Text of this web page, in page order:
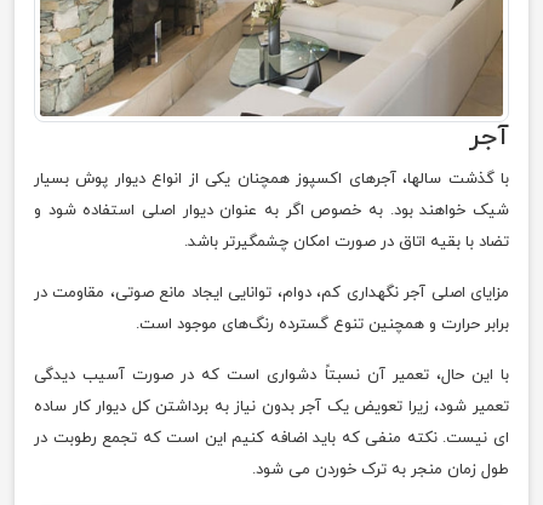
آجر
با گذشت سالها، آجرهای اکسپوز همچنان یکی از انواع دیوار پوش بسیار
شیک خواهند بود. به خصوص اگر به عنوان دیوار اصلی استفاده شود و
تضاد با بقیه اتاق در صورت امکان چشمگیرتر باشد.
مزایای اصلی آجر نگهداری کم، دوام، توانایی ایجاد مانع صوتی، مقاومت در
برابر حرارت و همچنین تنوع گسترده رنگ‌های موجود است.
با این حال، تعمیر آن نسبتاً دشواری است که در صورت آسیب دیدگی
تعمیر شود، زیرا تعویض یک آجر بدون نیاز به برداشتن کل دیوار کار ساده
ای نیست. نکته منفی که باید اضافه کنیم این است که تجمع رطوبت در
طول زمان منجر به ترک خوردن می شود.